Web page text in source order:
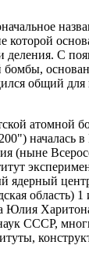
которой
деления. С
общий
атомной
началась
(ныне
ядерный
область)
Юлия
СССР,